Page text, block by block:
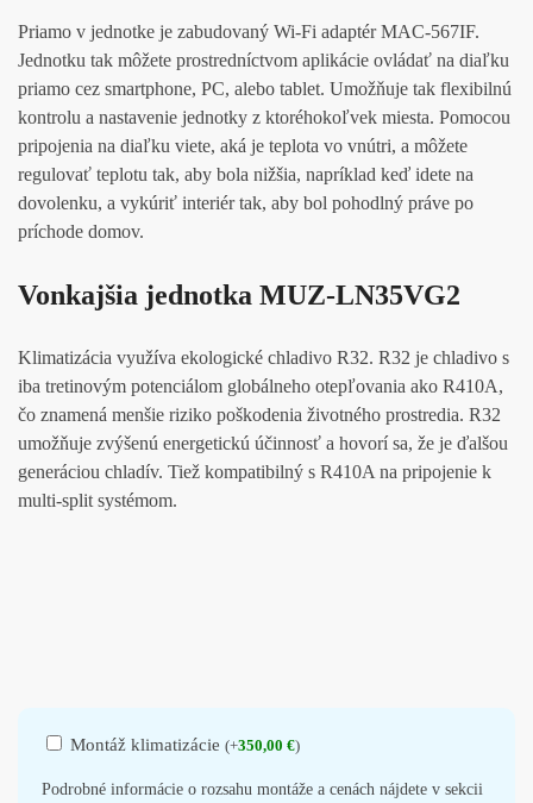
Priamo v jednotke je zabudovaný Wi-Fi adaptér MAC-567IF.
Jednotku tak môžete prostredníctvom aplikácie ovládať na diaľku
priamo cez smartphone, PC, alebo tablet. Umožňuje tak flexibilnú
kontrolu a nastavenie jednotky z ktoréhokoľvek miesta. Pomocou
pripojenia na diaľku viete, aká je teplota vo vnútri, a môžete
regulovať teplotu tak, aby bola nižšia, napríklad keď idete na
dovolenku, a vykúriť interiér tak, aby bol pohodlný práve po
príchode domov.
Vonkajšia jednotka MUZ-LN35VG2
Klimatizácia využíva ekologické chladivo R32. R32 je chladivo s
iba tretinovým potenciálom globálneho otepľovania ako R410A,
čo znamená menšie riziko poškodenia životného prostredia. R32
umožňuje zvýšenú energetickú účinnosť a hovorí sa, že je ďalšou
generáciou chladív. Tiež kompatibilný s R410A na pripojenie k
multi-split systémom.
Montáž klimatizácie (+350,00 €)
Podrobné informácie o rozsahu montáže a cenách nájdete v sekcii